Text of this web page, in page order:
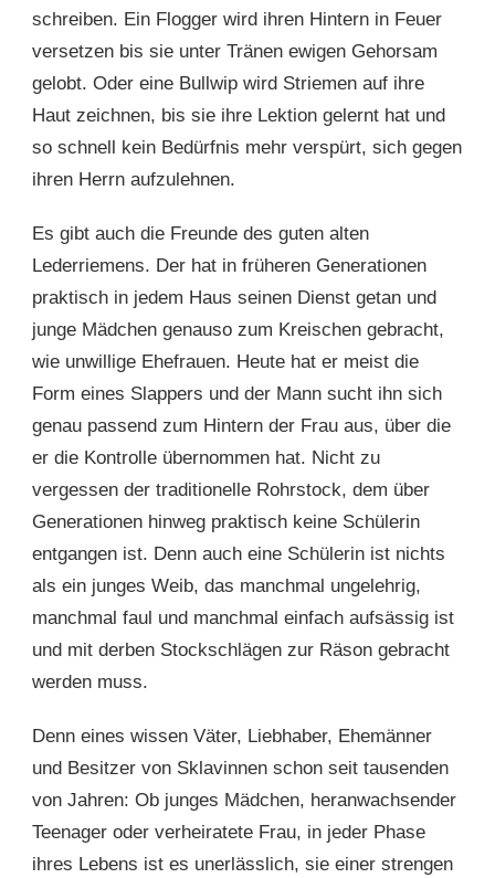
schreiben. Ein Flogger wird ihren Hintern in Feuer
versetzen bis sie unter Tränen ewigen Gehorsam
gelobt. Oder eine Bullwip wird Striemen auf ihre
Haut zeichnen, bis sie ihre Lektion gelernt hat und
so schnell kein Bedürfnis mehr verspürt, sich gegen
ihren Herrn aufzulehnen.
Es gibt auch die Freunde des guten alten
Lederriemens. Der hat in früheren Generationen
praktisch in jedem Haus seinen Dienst getan und
junge Mädchen genauso zum Kreischen gebracht,
wie unwillige Ehefrauen. Heute hat er meist die
Form eines Slappers und der Mann sucht ihn sich
genau passend zum Hintern der Frau aus, über die
er die Kontrolle übernommen hat. Nicht zu
vergessen der traditionelle Rohrstock, dem über
Generationen hinweg praktisch keine Schülerin
entgangen ist. Denn auch eine Schülerin ist nichts
als ein junges Weib, das manchmal ungelehrig,
manchmal faul und manchmal einfach aufsässig ist
und mit derben Stockschlägen zur Räson gebracht
werden muss.
Denn eines wissen Väter, Liebhaber, Ehemänner
und Besitzer von Sklavinnen schon seit tausenden
von Jahren: Ob junges Mädchen, heranwachsender
Teenager oder verheiratete Frau, in jeder Phase
ihres Lebens ist es unerlässlich, sie einer strengen